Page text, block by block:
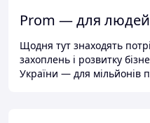
Prom — для людей
Щодня тут знаходять
захоплень і розвитку
України — для мільйонів